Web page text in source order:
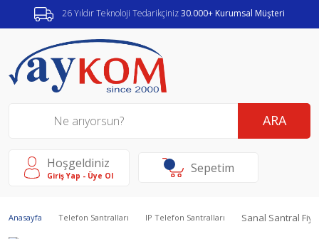
26 Yıldır Teknoloji Tedarikçiniz30.000+ Kurumsal Müşteri
ARA
Hoşgeldiniz
Giriş Yap - Üye Ol Sepetim
Anasayfa Telefon Santralları IP Telefon Santralları Sanal Santral